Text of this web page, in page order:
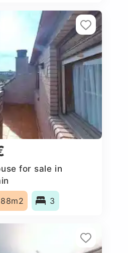
for sale in
88m2 3